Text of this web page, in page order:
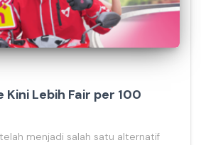
Kini Lebih Fair per 100
menjadi salah satu alternatif